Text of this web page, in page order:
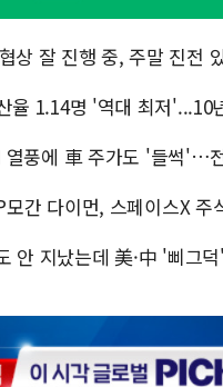
상 잘 진행 중, 주말 진전
율 1.14명 '역대 최저'...10
풍에 車 주가도 '들썩'…
간 다이먼, 스페이스X 주
안 지났는데 美·中 '삐그